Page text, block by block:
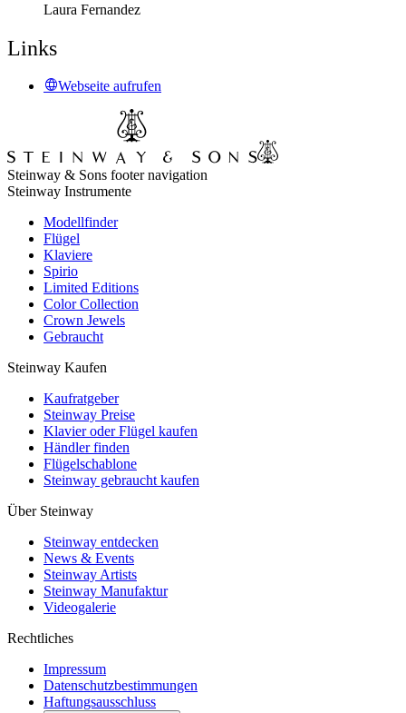
Laura Fernandez
Links
Webseite aufrufen
Steinway & Sons footer navigation
Steinway Instrumente
Modellfinder
Flügel
Klaviere
Spirio
Limited Editions
Color Collection
Crown Jewels
Gebraucht
Steinway Kaufen
Kaufratgeber
Steinway Preise
Klavier oder Flügel kaufen
Händler finden
Flügelschablone
Steinway gebraucht kaufen
Über Steinway
Steinway entdecken
News & Events
Steinway Artists
Steinway Manufaktur
Videogalerie
Rechtliches
Impressum
Datenschutzbestimmungen
Haftungsausschluss